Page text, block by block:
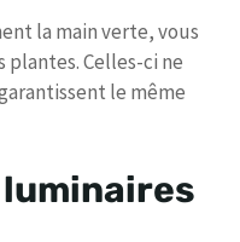
la main verte, vous
plantes. Celles-ci ne
le même